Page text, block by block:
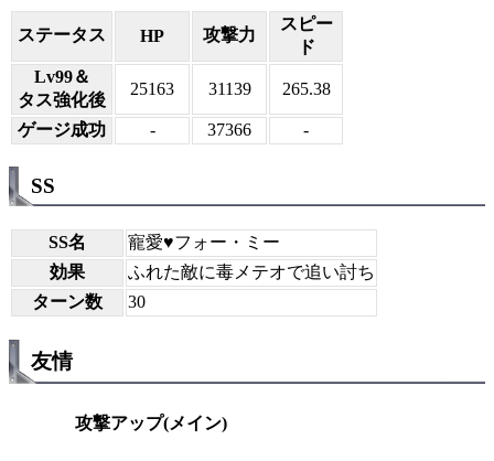
ステータス HP 攻撃力
スピー
ド
Lv99＆
タス強化後
25163 31139 265.38
ゲージ成功 - 37366 -
SS
SS名
寵愛♥フォー・ミー
効果
ふれた敵に毒メテオで追い討ち
ターン数
30
友情
攻撃アップ(メイン)